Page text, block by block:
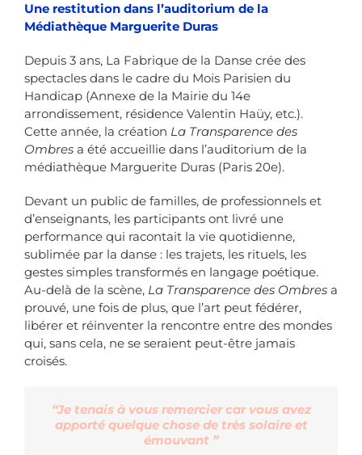
Une restitution dans l’auditorium de la
Médiathèque Marguerite Duras
Depuis 3 ans, La Fabrique de la Danse crée des
spectacles dans le cadre du Mois Parisien du
Handicap (Annexe de la Mairie du 14e
arrondissement, résidence Valentin Haüy, etc.).
Cette année, la création La Transparence des
Ombresa été accueillie dans l’auditorium de la
médiathèque Marguerite Duras (Paris 20e).
Devant un public de familles, de professionnels et
d’enseignants, les participants ont livré une
performance qui racontait la vie quotidienne,
sublimée par la danse : les trajets, les rituels, les
gestes simples transformés en langage poétique.
Au-delà de la scène, La Transparence des Ombresa
prouvé, une fois de plus, que l’art peut fédérer,
libérer et réinventer la rencontre entre des mondes
qui, sans cela, ne se seraient peut-être jamais
croisés.
“Je tenais à vous remercier car vous avez
apporté quelque chose de très solaire et
émouvant ”